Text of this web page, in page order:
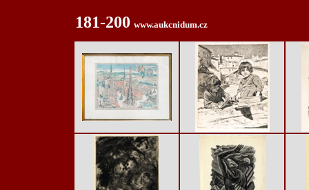
181-200 www.aukcnidum.cz